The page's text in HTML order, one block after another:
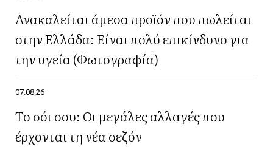
Ανακαλείται άμεσα προϊόν που πωλείται
στην Ελλάδα: Είναι πολύ επικίνδυνο για
την υγεία (Φωτογραφία)
07.08.26
Το σόι σου: Οι μεγάλες αλλαγές που
έρχονται τη νέα σεζόν